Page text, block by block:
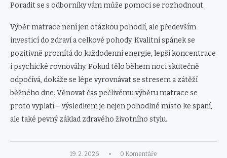
Poradit se s odborníky vám může pomoci se rozhodnout.
Výběr matrace není jen otázkou pohodlí, ale především
investicí do zdraví a celkové pohody. Kvalitní spánek se
pozitivně promítá do každodenní energie, lepší koncentrace
i psychické rovnováhy. Pokud tělo během noci skutečně
odpočívá, dokáže se lépe vyrovnávat se stresem a zátěží
běžného dne. Věnovat čas pečlivému výběru matrace se
proto vyplatí – výsledkem je nejen pohodlné místo ke spaní,
ale také pevný základ zdravého životního stylu.
19. 2. 2026 0 Komentáře